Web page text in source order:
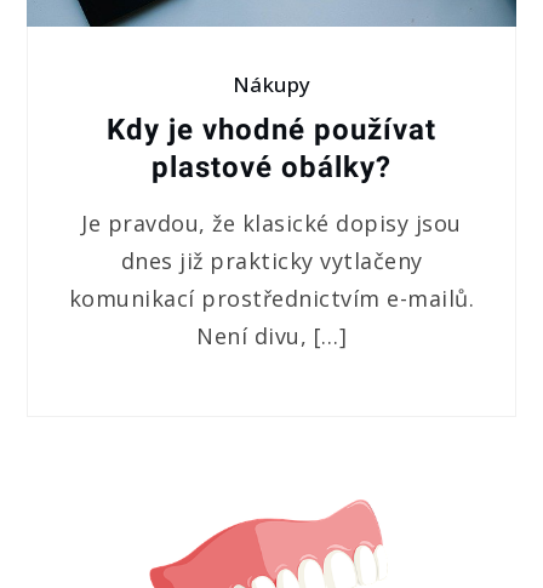
Nákupy
Kdy je vhodné používat
plastové obálky?
Je pravdou, že klasické dopisy jsou
dnes již prakticky vytlačeny
komunikací prostřednictvím e-mailů.
Není divu, […]